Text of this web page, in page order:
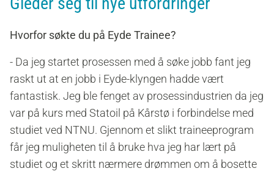
Hvorfor søkte du på Eyde Trainee?
- Da jeg startet prosessen med å søke jobb fant jeg
raskt ut at en jobb i Eyde-klyngen hadde vært
fantastisk. Jeg ble fenget av prosessindustrien da jeg
var på kurs med Statoil på Kårstø i forbindelse med
studiet ved NTNU. Gjennom et slikt traineeprogram
får jeg muligheten til å bruke hva jeg har lært på
studiet og et skritt nærmere drømmen om å bosette